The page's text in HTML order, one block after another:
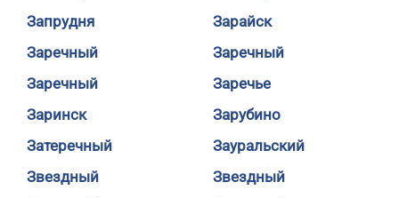
Запрудня
Зарайск
Заречный
Заречный
Заречный
Заречье
Заринск
Зарубино
Затеречный
Зауральский
Звездный
Звездный